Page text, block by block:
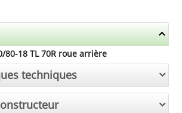
80-18 TL 70R roue arrière
techniques